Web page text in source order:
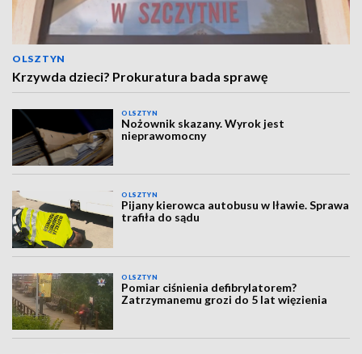
OLSZTYN
Krzywda dzieci? Prokuratura bada sprawę
OLSZTYN
Nożownik skazany. Wyrok jest
nieprawomocny
OLSZTYN
Pijany kierowca autobusu w Iławie. Sprawa
trafiła do sądu
OLSZTYN
Pomiar ciśnienia defibrylatorem?
Zatrzymanemu grozi do 5 lat więzienia